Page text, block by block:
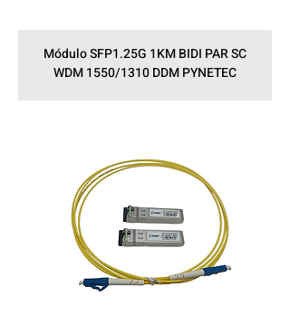
Módulo SFP1.25G 1KM BIDI PAR SC
WDM 1550/1310 DDM PYNETEC